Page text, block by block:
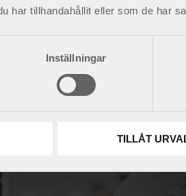
har tillhandahållit eller som de har
Inställningar
TILLÅT